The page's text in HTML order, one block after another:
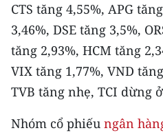
Bắc Trung Bộ
Duyên hải Nam Trung Bộ
Nguyên
Đông Nam Bộ
Đồng bằng sông Cửu Long
CTS tăng 4,55%, APG
3,46%, DSE tăng 3,5%,
tăng 2,93%, HCM tăng
VIX tăng 1,77%, VND
TVB tăng nhẹ, TCI dừng
Nhóm cổ phiếu ngân